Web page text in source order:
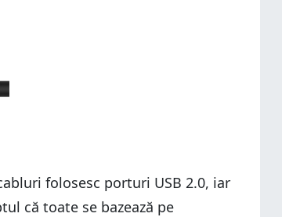
folosesc porturi USB 2.0, iar
că toate se bazează pe